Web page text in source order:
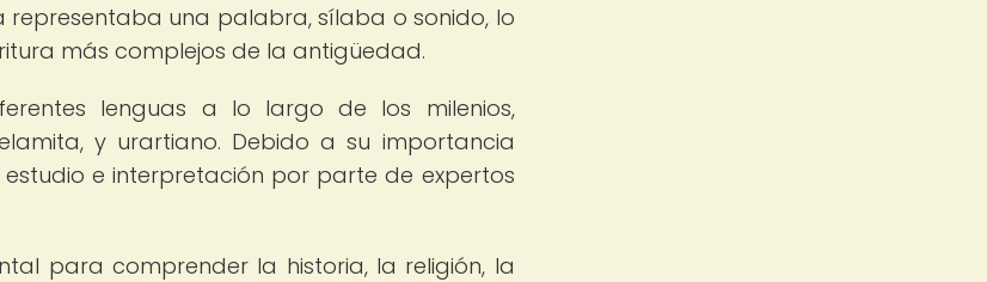
una palabra, sílaba o sonido, lo
más complejos de la antigüedad.
lenguas a lo largo de los milenios,
y urartiano. Debido a su importancia
e interpretación por parte de expertos
para comprender la historia, la religión, la